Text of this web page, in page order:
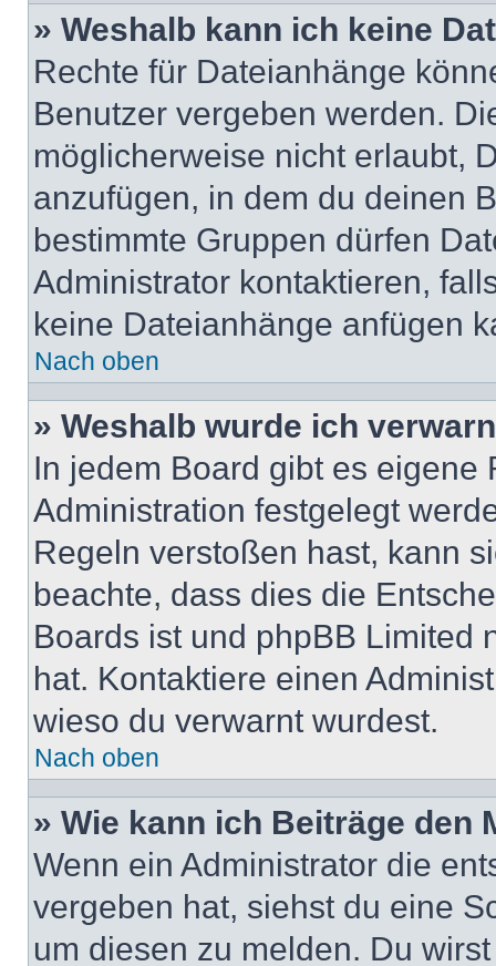
» Weshalb kann ich keine
Rechte für Dateianhänge
Benutzer vergeben werden.
möglicherweise nicht erlaubt,
anzufügen, in dem du deinen
bestimmte Gruppen dürfen
Administrator kontaktieren,
keine Dateianhänge anfügen
Nach oben
» Weshalb wurde ich
In jedem Board gibt es
Administration festgelegt
Regeln verstoßen hast, kann
beachte, dass dies die
Boards ist und phpBB Limited
hat. Kontaktiere einen
wieso du verwarnt wurdest.
Nach oben
» Wie kann ich Beiträge den
Wenn ein Administrator die
vergeben hat, siehst du eine
um diesen zu melden. Du